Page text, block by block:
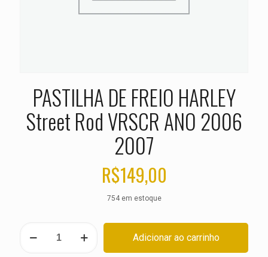
PASTILHA DE FREIO HARLEY
Street Rod VRSCR ANO 2006
2007
R$149,00
754 em estoque
Adicionar ao carrinho